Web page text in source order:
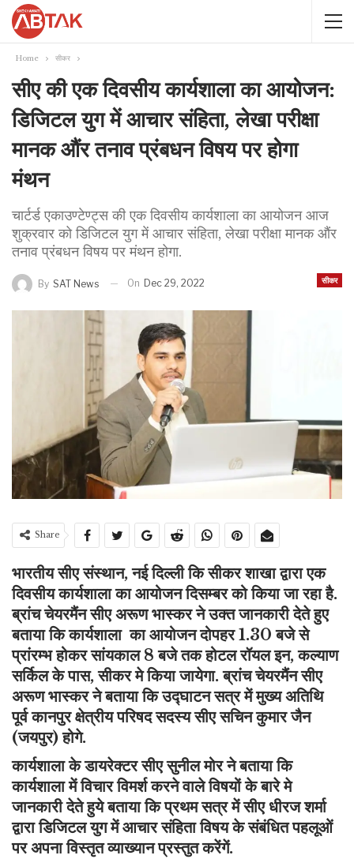
Home सीकर
सीए की एक दिवसीय कार्यशाला का आयोजन:
डिजिटल युग में आचार संहिता, लेखा परीक्षा
मानक औंर तनाव प्रंबधन विषय पर होगा
मंथन
चार्टर्ड एकाउण्टेण्ट्स की एक दिवसीय कार्यशाला का आयोजन आज
शुक्रवार को डिजिटल युग में आचार संहिता, लेखा परीक्षा मानक औंर
तनाव प्रंबधन विषय पर मंथन होगा.
सीकर
By SAT News On Dec 29, 2022
Share
भारतीय सीए संस्थान, नई दिल्ली कि सीकर शाखा द्वारा एक
दिवसीय कार्यशाला का आयोजन दिसम्बर को किया जा रहा है.
ब्रांच चेयरमैंन सीए अरूण भास्कर ने उक्त जानकारी देते हुए
बताया किकार्यशाला का आयोजन दोपहर 1.30 बजे से
प्रांरम्भ होकर सांयकाल 8 बजे तक होटल रॉयल इन, कल्याण
सर्किल के पास, सीकर मे किया जायेगा. ब्रांच चेयरमैंन सीए
अरूण भास्कर ने बताया कि उद्घाटन सत्र में मुख्य अतिथि
पूर्व कानपुर क्षेत्रीय परिषद सदस्य सीए सचिन कुमार जैन
(जयपुर) होगे.
कार्यशाला के डायरेक्टर सीए सुनील मोर ने बताया कि
कार्यशाला में विचार विमर्श करने वाले विषयों के बारे मे
जानकारी देते हुये बताया कि प्रथम सत्र में सीए धीरज शर्मा
द्वारा डिजिटल युग में आचार संहिता विषय के संबंधित पहलूओं
पर अपना विस्तृत व्याख्यान प्रस्तुत करेंगें.